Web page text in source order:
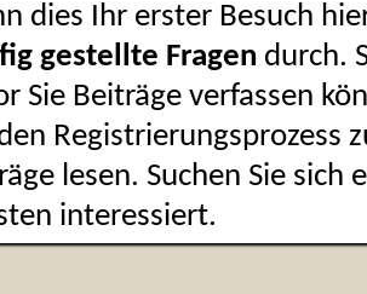
dies Ihr erster Besuch
gestellte Fragen durch.
Sie Beiträge verfassen
Registrierungsprozess
lesen. Suchen Sie sich
interessiert.